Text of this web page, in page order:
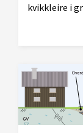
kvikkleire i
laster på
oppbygging